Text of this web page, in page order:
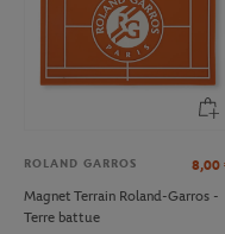
ROLAND GARROS 8,00
Magnet Terrain Roland-Garros -
Terre battue